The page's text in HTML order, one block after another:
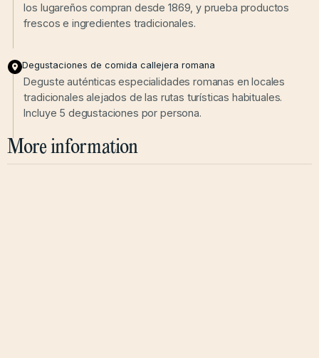
los lugareños compran desde 1869, y prueba productos
frescos e ingredientes tradicionales.
Degustaciones de comida callejera romana
Deguste auténticas especialidades romanas en locales
tradicionales alejados de las rutas turísticas habituales.
Incluye 5 degustaciones por persona.
More information